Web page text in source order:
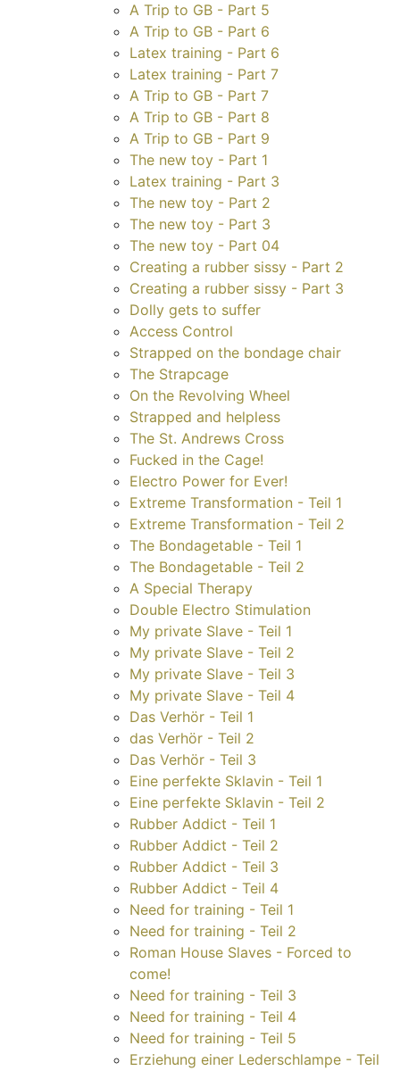
A Trip to GB - Part 5
A Trip to GB - Part 6
Latex training - Part 6
Latex training - Part 7
A Trip to GB - Part 7
A Trip to GB - Part 8
A Trip to GB - Part 9
The new toy - Part 1
Latex training - Part 3
The new toy - Part 2
The new toy - Part 3
The new toy - Part 04
Creating a rubber sissy - Part 2
Creating a rubber sissy - Part 3
Dolly gets to suffer
Access Control
Strapped on the bondage chair
The Strapcage
On the Revolving Wheel
Strapped and helpless
The St. Andrews Cross
Fucked in the Cage!
Electro Power for Ever!
Extreme Transformation - Teil 1
Extreme Transformation - Teil 2
The Bondagetable - Teil 1
The Bondagetable - Teil 2
A Special Therapy
Double Electro Stimulation
My private Slave - Teil 1
My private Slave - Teil 2
My private Slave - Teil 3
My private Slave - Teil 4
Das Verhör - Teil 1
das Verhör - Teil 2
Das Verhör - Teil 3
Eine perfekte Sklavin - Teil 1
Eine perfekte Sklavin - Teil 2
Rubber Addict - Teil 1
Rubber Addict - Teil 2
Rubber Addict - Teil 3
Rubber Addict - Teil 4
Need for training - Teil 1
Need for training - Teil 2
Roman House Slaves - Forced to
come!
Need for training - Teil 3
Need for training - Teil 4
Need for training - Teil 5
Erziehung einer Lederschlampe - Teil